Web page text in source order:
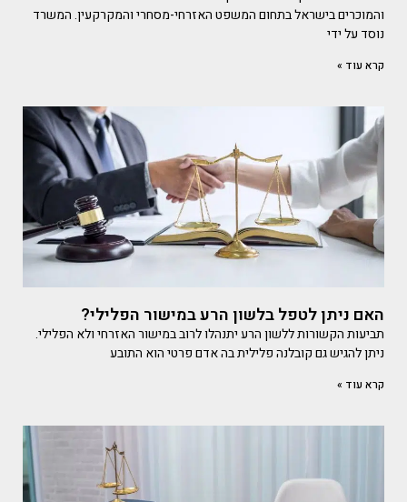
והמוכרים בישראל בתחום המשפט האזרחי-מסחרי והמקרקעין. המשרד
נוסד על ידי
קרא עוד »
האם ניתן לטפל בלשון הרע במישור הפלילי?
תביעות הקשורות ללשון הרע יתנהלו לרוב במישור האזרחי ולא הפלילי.
ניתן להגיש גם קובלנה פלילית בה אדם פרטי הוא התובע
קרא עוד »